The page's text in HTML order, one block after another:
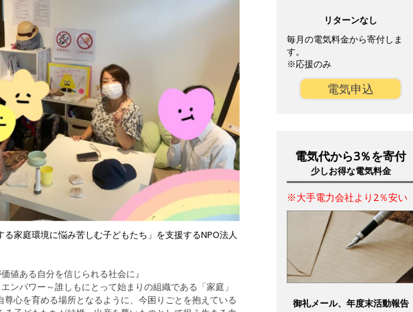
家庭環境に悩み苦しむ子どもたち」を支援するNPO法人
値ある自分を信じられる社会に』
ンパワー～誰しもにとって始まりの組織である「家庭」
心を育める場所となるように、今困りごとを抱えている
リターンなし
毎月の電気料金から寄付しま
す。
※応援のみ
電気申込
電気代から3％を寄付
少しお得な電気料金
※大手電力会社より2％安い
御礼メール、年度末活動報告